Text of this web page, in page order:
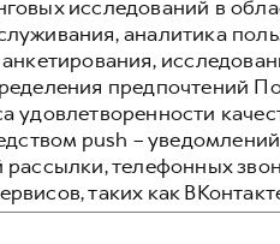
исследований в
аналитика
предпочтений
удовлетворенности
push –
телефонных
таких как